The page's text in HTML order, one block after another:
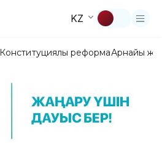
KZ
Конституциялық реформаАрнайы